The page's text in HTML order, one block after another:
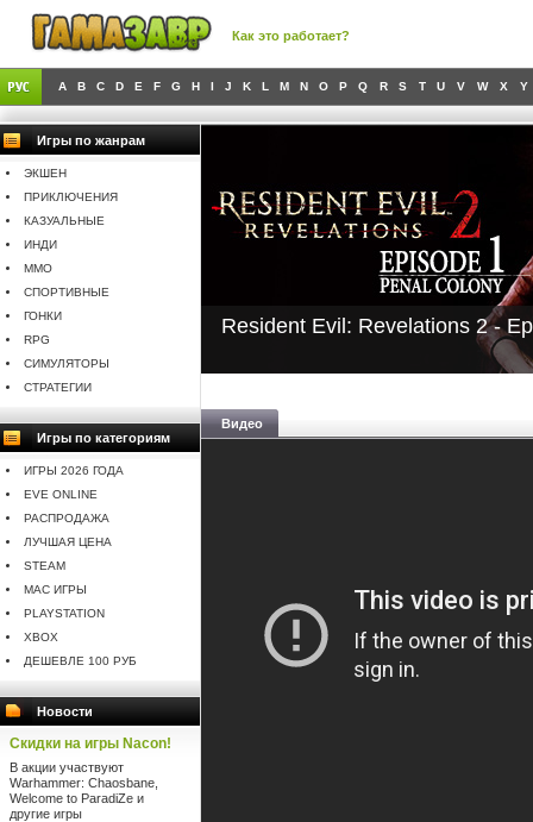
Как это работает?
A B C D E F G H I J K L M N O P Q R S T U V W X Y
Игры по жанрам
ЭКШЕН
ПРИКЛЮЧЕНИЯ
КАЗУАЛЬНЫЕ
ИНДИ
MMO
СПОРТИВНЫЕ
ГОНКИ
RPG
СИМУЛЯТОРЫ
СТРАТЕГИИ
Игры по категориям
ИГРЫ 2026 ГОДА
EVE ONLINE
РАСПРОДАЖА
ЛУЧШАЯ ЦЕНА
STEAM
MAC ИГРЫ
PLAYSTATION
XBOX
ДЕШЕВЛЕ 100 РУБ
Новости
Скидки на игры Nacon!
В акции участвуют
Warhammer: Chaosbane,
Welcome to ParadiZe и
другие игры
Resident Evil: Revelations 2 -
Видео